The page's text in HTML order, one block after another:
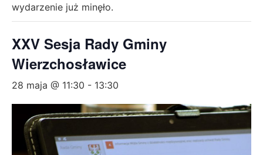
wydarzenie już minęło.
XXV Sesja Rady Gminy
Wierzchosławice
28 maja @ 11:30 - 13:30